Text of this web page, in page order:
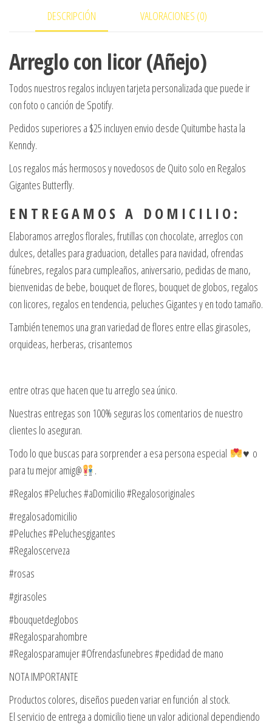
DESCRIPCIÓN VALORACIONES (0)
Arreglo con licor (Añejo)
Todos nuestros regalos incluyen tarjeta personalizada que puede ir
con foto o canción de Spotify.
Pedidos superiores a $25 incluyen envio desde Quitumbe hasta la
Kenndy.
Los regalos más hermosos y novedosos de Quito solo en Regalos
Gigantes Butterfly.
E N T R E G A M O S A D O M I C I L I O :
Elaboramos arreglos florales, frutillas con chocolate, arreglos con
dulces, detalles para graduacion, detalles para navidad, ofrendas
fúnebres, regalos para cumpleaños, aniversario, pedidas de mano,
bienvenidas de bebe, bouquet de flores, bouquet de globos, regalos
con licores, regalos en tendencia, peluches Gigantes y en todo tamaño.
También tenemos una gran variedad de flores entre ellas girasoles,
orquideas, herberas, crisantemos
entre otras que hacen que tu arreglo sea único.
Nuestras entregas son 100% seguras los comentarios de nuestro
clientes lo aseguran.
Todo lo que buscas para sorprender a esa persona especial
♥️ o
para tu mejor amig@
.
#Regalos #Peluches #aDomicilio #Regalosoriginales
#regalosadomicilio
#Peluches #Peluchesgigantes
#Regaloscerveza
#rosas
#girasoles
#bouquetdeglobos
#Regalosparahombre
#Regalosparamujer #Ofrendasfunebres #pedidad de mano
NOTA IMPORTANTE
Productos colores, diseños pueden variar en función al stock.
El servicio de entrega a domicilio tiene un valor adicional dependiendo